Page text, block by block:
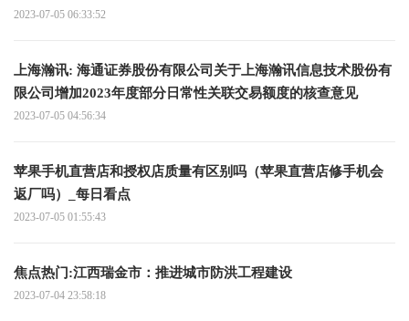
2023-07-05 06:33:52
上海瀚讯: 海通证券股份有限公司关于上海瀚讯信息技术股份有
限公司增加2023年度部分日常性关联交易额度的核查意见
2023-07-05 04:56:34
苹果手机直营店和授权店质量有区别吗（苹果直营店修手机会
返厂吗）_每日看点
2023-07-05 01:55:43
焦点热门:江西瑞金市：推进城市防洪工程建设
2023-07-04 23:58:18